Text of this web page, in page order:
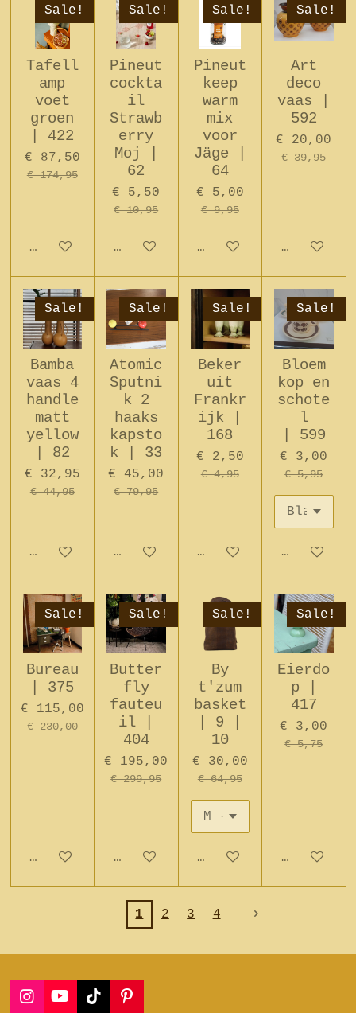
Sale!
Tafell
amp
voet
groen
| 422
€ 87,50
€ 174,95
In winkelwagen
Sale!
Pineut
cockta
il
Strawb
erry
Moj |
62
€ 5,50
€ 10,95
In winkelwagen
Sale!
Pineut
keep
warm
mix
voor
Jäge |
64
€ 5,00
€ 9,95
In winkelwagen
Sale!
Art
deco
vaas |
592
€ 20,00
€ 39,95
In
Sale!
Bamba
vaas 4
handle
matt
yellow
| 82
€ 32,95
€ 44,95
In winkelwagen
Sale!
Atomic
Sputni
k 2
haaks
kapsto
k | 33
€ 45,00
€ 79,95
In winkelwagen
Sale!
Beker
uit
Frankr
ijk |
168
€ 2,50
€ 4,95
In winkelwagen
Sale!
Bloem
kop en
schote
l
| 599
€ 3,00
€ 5,95
In
Sale!
Bureau
| 375
€ 115,00
€ 230,00
In winkelwagen
Sale!
Butter
fly
fauteu
il |
404
€ 195,00
€ 299,95
In winkelwagen
Sale!
By
t'zum
basket
| 9 |
10
€ 30,00
€ 64,95
In winkelwagen
Sale!
Eierdo
p |
417
€ 3,00
€ 5,75
In
1 2 3 4
I
Y
T
P